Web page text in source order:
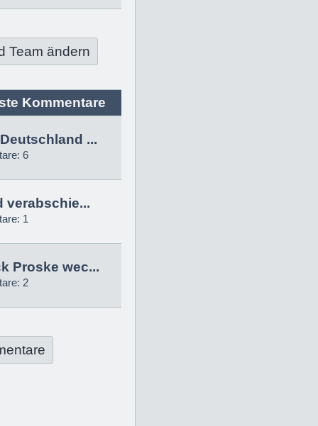
Team ändern
Kommentare
...
6
verabschie...
1
Proske wec...
2